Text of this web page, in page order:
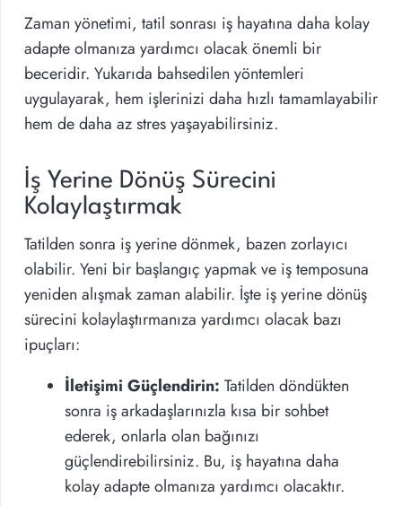
Zaman yönetimi, tatil sonrası iş hayatına daha kolay
adapte olmanıza yardımcı olacak önemli bir
beceridir. Yukarıda bahsedilen yöntemleri
uygulayarak, hem işlerinizi daha hızlı tamamlayabilir
hem de daha az stres yaşayabilirsiniz.
İş Yerine Dönüş Sürecini
Kolaylaştırmak
Tatilden sonra iş yerine dönmek, bazen zorlayıcı
olabilir. Yeni bir başlangıç yapmak ve iş temposuna
yeniden alışmak zaman alabilir. İşte iş yerine dönüş
sürecini kolaylaştırmanıza yardımcı olacak bazı
ipuçları:
İletişimi Güçlendirin: Tatilden döndükten
sonra iş arkadaşlarınızla kısa bir sohbet
ederek, onlarla olan bağınızı
güçlendirebilirsiniz. Bu, iş hayatına daha
kolay adapte olmanıza yardımcı olacaktır.